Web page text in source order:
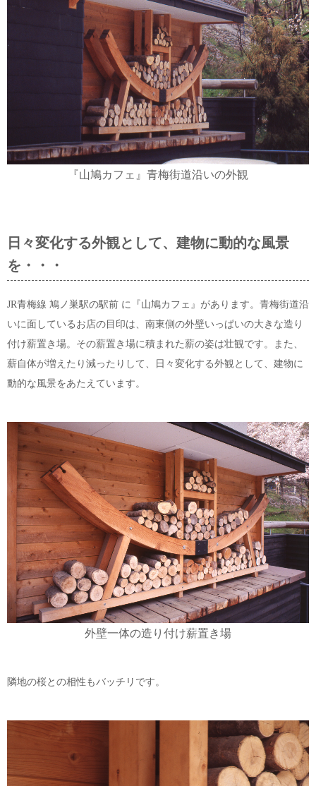
『山鳩カフェ』青梅街道沿いの外観
日々変化する外観として、建物に動的な風景
を・・・
JR青梅線 鳩ノ巣駅の駅前 に『山鳩カフェ』があります。青梅街道沿
いに面しているお店の目印は、南東側の外壁いっぱいの大きな造り
付け薪置き場。その薪置き場に積まれた薪の姿は壮観です。また、
薪自体が増えたり減ったりして、日々変化する外観として、建物に
動的な風景をあたえています。
外壁一体の造り付け薪置き場
隣地の桜との相性もバッチリです。